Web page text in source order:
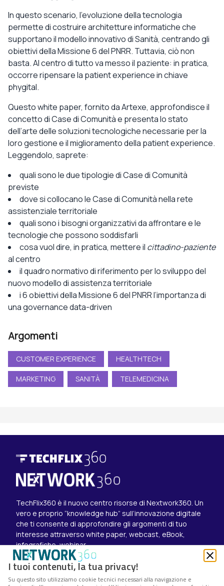
In questo scenario, l’evoluzione della tecnologia
permette di costruire architetture informatiche che
supportano il modello innovativo di Sanità, centrando gli
obiettivi della Missione 6 del PNRR. Tuttavia, ciò non
basta. Al centro di tutto va messo il paziente: in pratica,
occorre ripensare la patient experience in chiave
phygital.
Questo white paper, fornito da Artexe, approfondisce il
concetto di Case di Comunità e presenta lo stato
dell’arte delle soluzioni tecnologiche necessarie per la
loro gestione e il miglioramento della patient experience.
Leggendolo, saprete:
quali sono le due tipologie di Case di Comunità
previste
dove si collocano le Case di Comunità nella rete
assistenziale territoriale
quali sono i bisogni organizzativi da affrontare e le
tecnologie che possono soddisfarli
cosa vuol dire, in pratica, mettere il cittadino-paziente
al centro
il quadro normativo di riferimento per lo sviluppo del
nuovo modello di assistenza territoriale
i 6 obiettivi della Missione 6 del PNRR l’importanza di
una governance data-driven
Argomenti
CUSTOMER EXPERIENCE HEALTHTECH
MARKETING SANITÀ TELEMEDICINA
TechFlix360 è il nuovo centro risorse di Nextwork360. Un
vero e proprio “knowledge hub” sull’innovazione digitale
che ti consente di approfondire gli argomenti di tuo
interesse attraverso white paper, webcast, eBook,
infografiche, webinar.
Esplora i contenuti
Canali
White paper
I tuoi contenuti, la tua privacy!
Su questo sito utilizziamo cookie tecnici necessari alla navigazione e